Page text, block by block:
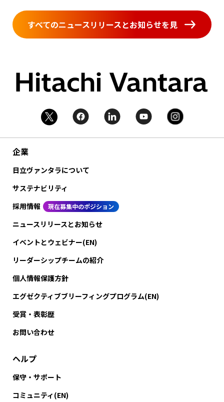
すべてのニュースリリースとお知らせを見
企業
日立ヴァンタラについて
サステナビリティ
採用情報
現在募集中のポジション
ニュースリリースとお知らせ
イベントとウェビナー(EN)
リーダーシップチームの紹介
個人情報保護方針
エグゼクティブブリーフィングプログラム(EN)
受賞・表彰歴
お問い合わせ
ヘルプ
保守・サポート
コミュニティ(EN)